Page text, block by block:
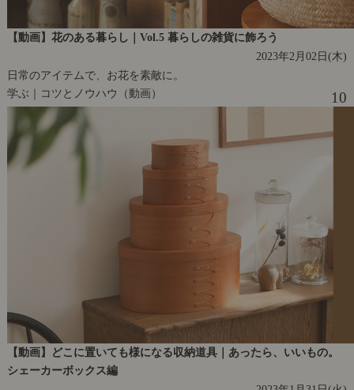
【動画】花のある暮らし｜Vol.5 暮らしの雑貨に飾ろう
2023年2月02日(木)
日常のアイテムで、お花を素敵に。
学ぶ｜コツとノウハウ（動画）
10
【動画】どこに置いても様になる収納道具｜あったら、いいもの。
シェーカーボックス編